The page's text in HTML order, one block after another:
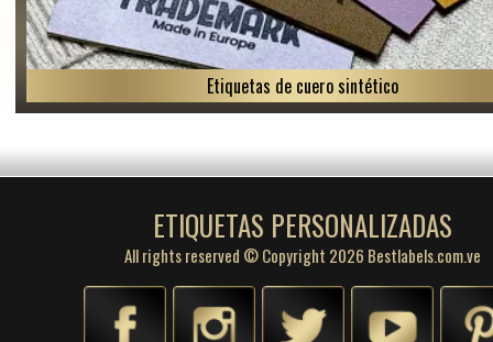
Etiquetas de cuero sintético
ETIQUETAS PERSONALIZADAS
All rights reserved © Copyright 2026 Bestlabels.com.ve